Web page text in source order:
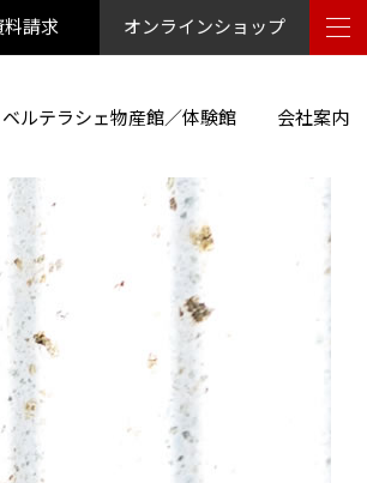
ベルテラシェ物産館／体験館 会社案内
料請求 オンラインショップ